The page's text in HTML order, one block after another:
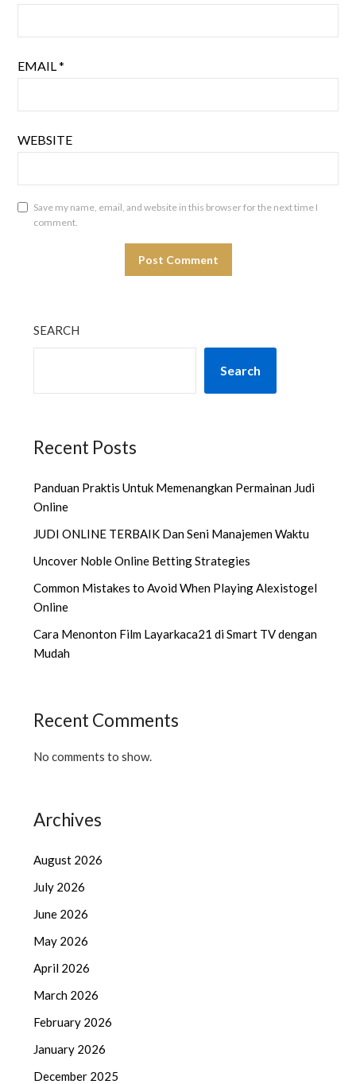
EMAIL*
WEBSITE
Save my name, email, and website in this browser for the next time I
comment.
SEARCH
Search
Recent Posts
Panduan Praktis Untuk Memenangkan Permainan Judi
Online
JUDI ONLINE TERBAIK Dan Seni Manajemen Waktu
Uncover Noble Online Betting Strategies
Common Mistakes to Avoid When Playing Alexistogel
Online
Cara Menonton Film Layarkaca21 di Smart TV dengan
Mudah
Recent Comments
No comments to show.
Archives
August 2026
July 2026
June 2026
May 2026
April 2026
March 2026
February 2026
January 2026
December 2025